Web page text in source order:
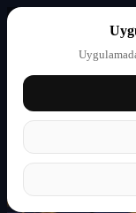
Giriş yap Partner